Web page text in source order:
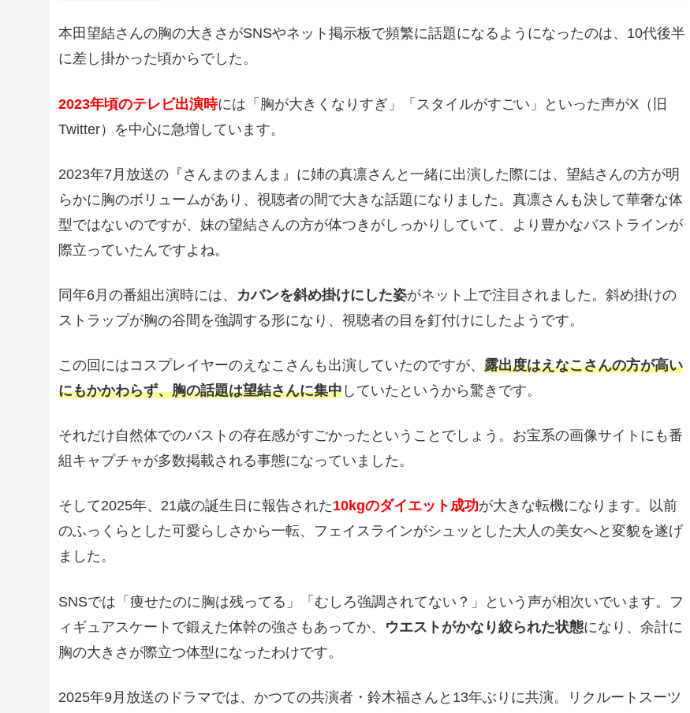
本田望結さんの胸の大きさがSNSやネット掲示板で頻繁に話題になるようになったのは、10代後半
に差し掛かった頃からでした。
2023年頃のテレビ出演時には「胸が大きくなりすぎ」「スタイルがすごい」といった声がX（旧
Twitter）を中心に急増しています。
2023年7月放送の『さんまのまんま』に姉の真凛さんと一緒に出演した際には、望結さんの方が明
らかに胸のボリュームがあり、視聴者の間で大きな話題になりました。真凛さんも決して華奢な体
型ではないのですが、妹の望結さんの方が体つきがしっかりしていて、より豊かなバストラインが
際立っていたんですよね。
同年6月の番組出演時には、 カバンを斜め掛けにした姿がネット上で注目されました。斜め掛けの
ストラップが胸の谷間を強調する形になり、視聴者の目を釘付けにしたようです。
この回にはコスプレイヤーのえなこさんも出演していたのですが、 露出度はえなこさんの方が高い
にもかかわらず、胸の話題は望結さんに集中 していたというから驚きです。
それだけ自然体でのバストの存在感がすごかったということでしょう。お宝系の画像サイトにも番
組キャプチャが多数掲載される事態になっていました。
そして2025年、21歳の誕生日に報告された10kgのダイエット成功が大きな転機になります。以前
のふっくらとした可愛らしさから一転、フェイスラインがシュッとした大人の美女へと変貌を遂げ
ました。
SNSでは「痩せたのに胸は残ってる」「むしろ強調されてない？」という声が相次いでいます。フ
ィギュアスケートで鍛えた体幹の強さもあってか、 ウエストがかなり絞られた状態になり、余計に
胸の大きさが際立つ体型になったわけです。
2025年9月放送のドラマでは、かつての共演者・鈴木福さんと13年ぶりに共演。リクルートスーツ